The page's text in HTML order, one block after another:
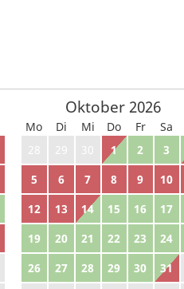
Oktober 2026
Mo Di Mi Do Fr Sa
28
29 30 1 2 3
5
6 7 8 9 10
12
13 14 15 16 17
19
20 21 22 23 24
26
27 28 29 30 31